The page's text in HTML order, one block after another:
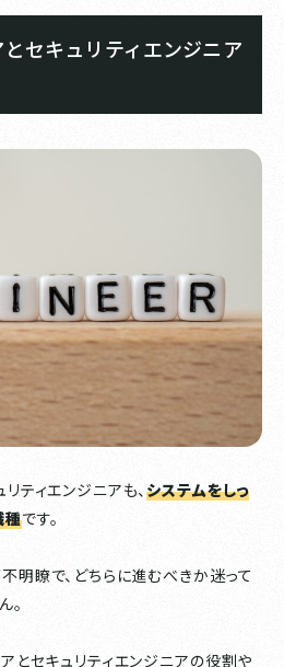
セキュリティエンジニア
ティエンジニアも、システムをしっ
種です。
明瞭で、どちらに進むべきか迷って
。
とセキュリティエンジニアの役割や